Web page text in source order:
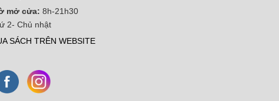
mở cửa: 8h-21h30
2- Chủ nhật
SÁCH TRÊN WEBSITE